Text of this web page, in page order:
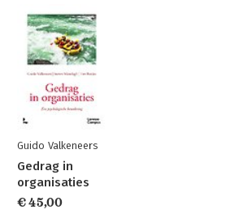
Guido Valkeneers
Gedrag in
organisaties
€ 45,00